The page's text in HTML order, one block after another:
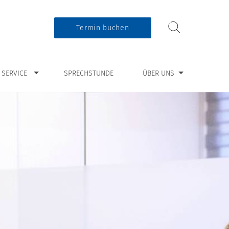
Termin buchen
SERVICE
“Service” SPRECHSTUNDE ÜBER UNS
Zeige Untermenü für “Über uns”